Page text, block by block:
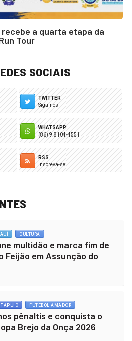
recebe a quarta etapa da
Tour
SOCIAIS
TWITTER
Siga-nos
WHATSAPP
(86) 9.8104-4551
RSS
Inscreva-se
CULTURA
multidão e marca fim de
Feijão em Assunção do
TAPUIO FUTEBOL AMADOR
pênaltis e conquista o
Brejo da Onça 2026